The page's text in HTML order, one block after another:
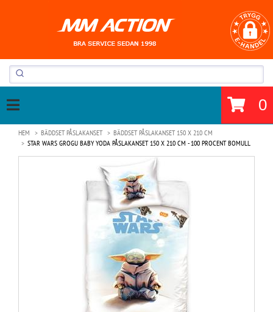
0
HEM BÄDDSET PÅSLAKANSET
BÄDDSET PÅSLAKANSET 150 X 210 CM
STAR WARS GROGU BABY YODA PÅSLAKANSET 150 X 210 CM - 100 PROCENT BOMULL